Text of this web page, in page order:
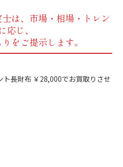
は、市場・相場・トレン
応じ、
をご提示します。